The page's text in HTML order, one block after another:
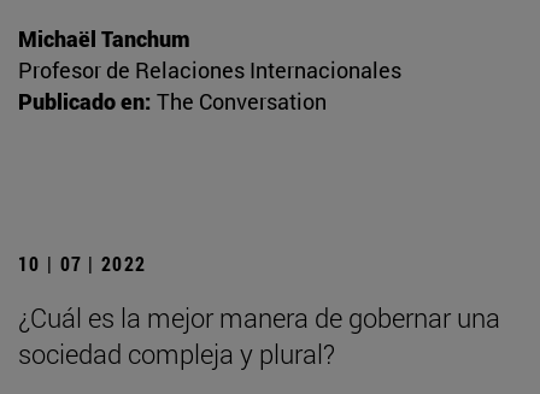
Michaël Tanchum
Profesor de Relaciones Internacionales
Publicado en: The Conversation
10 | 07 | 2022
¿Cuál es la mejor manera de gobernar una
sociedad compleja y plural?